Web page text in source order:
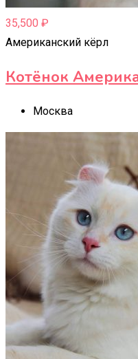
35,500 ₽
Американский кёрл
Котёнок
Москва